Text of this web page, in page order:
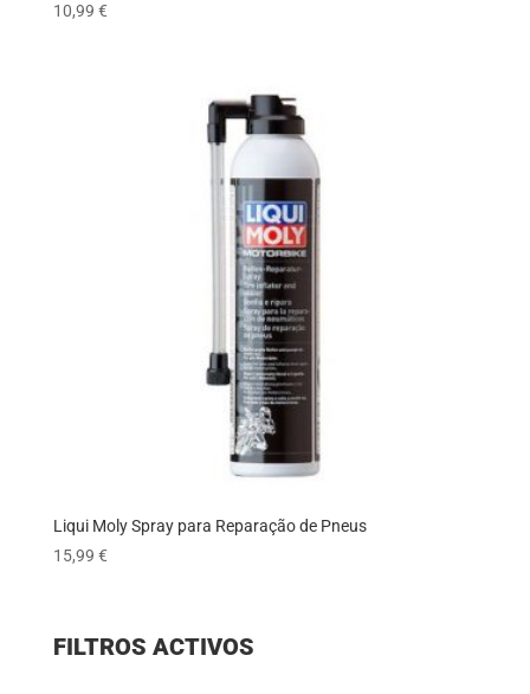
10,99 €
Liqui Moly Spray para Reparação de Pneus
15,99 €
FILTROS ACTIVOS